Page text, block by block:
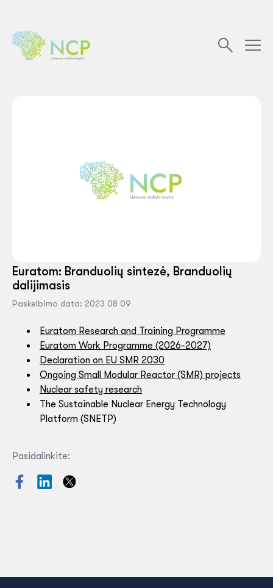
Euratom: Branduolių sintezė, Branduolių
dalijimasis
Paskelbimo data: 2023 08 09
Euratom Research and Training Programme
Euratom Work Programme (2026-2027)
Declaration on EU SMR 2030
Ongoing Small Modular Reactor (SMR) projects
Nuclear safety research
The Sustainable Nuclear Energy Technology
Platform (SNETP)
Pasidalinkite: